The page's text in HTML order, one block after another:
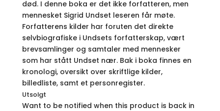
død. I denne boka er det ikke forfatteren, men
mennesket Sigrid Undset leseren får møte.
Forfatterens kilder har foruten det direkte
selvbiografiske i Undsets forfatterskap, vært
brevsamlinger og samtaler med mennesker
som har stått Undset nær. Bak i boka finnes en
kronologi, oversikt over skriftlige kilder,
billedliste, samt et personregister.
Utsolgt
Want to be notified when this product is back in